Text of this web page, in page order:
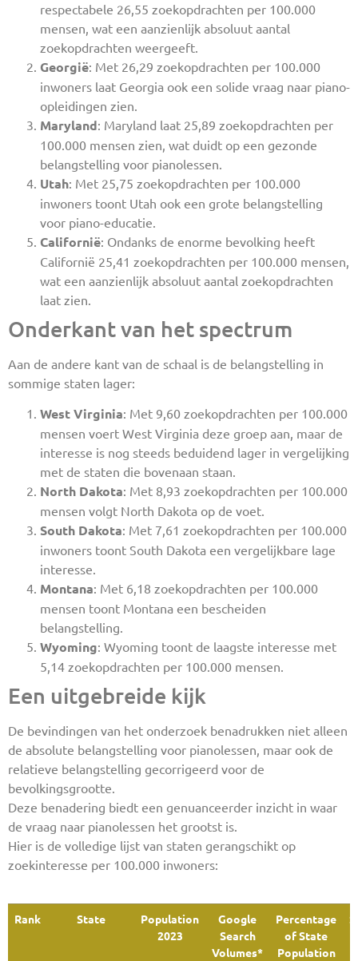
respectabele 26,55 zoekopdrachten per 100.000
mensen, wat een aanzienlijk absoluut aantal
zoekopdrachten weergeeft.
Georgië: Met 26,29 zoekopdrachten per 100.000
inwoners laat Georgia ook een solide vraag naar piano-
opleidingen zien.
Maryland: Maryland laat 25,89 zoekopdrachten per
100.000 mensen zien, wat duidt op een gezonde
belangstelling voor pianolessen.
Utah: Met 25,75 zoekopdrachten per 100.000
inwoners toont Utah ook een grote belangstelling
voor piano-educatie.
Californië: Ondanks de enorme bevolking heeft
Californië 25,41 zoekopdrachten per 100.000 mensen,
wat een aanzienlijk absoluut aantal zoekopdrachten
laat zien.
Onderkant van het spectrum
Aan de andere kant van de schaal is de belangstelling in
sommige staten lager:
West Virginia: Met 9,60 zoekopdrachten per 100.000
mensen voert West Virginia deze groep aan, maar de
interesse is nog steeds beduidend lager in vergelijking
met de staten die bovenaan staan.
North Dakota: Met 8,93 zoekopdrachten per 100.000
mensen volgt North Dakota op de voet.
South Dakota: Met 7,61 zoekopdrachten per 100.000
inwoners toont South Dakota een vergelijkbare lage
interesse.
Montana: Met 6,18 zoekopdrachten per 100.000
mensen toont Montana een bescheiden
belangstelling.
Wyoming: Wyoming toont de laagste interesse met
5,14 zoekopdrachten per 100.000 mensen.
Een uitgebreide kijk
De bevindingen van het onderzoek benadrukken niet alleen
de absolute belangstelling voor pianolessen, maar ook de
relatieve belangstelling gecorrigeerd voor de
bevolkingsgrootte.
Deze benadering biedt een genuanceerder inzicht in waar
de vraag naar pianolessen het grootst is.
Hier is de volledige lijst van staten gerangschikt op
zoekinteresse per 100.000 inwoners:
Rank State
Population
2023
Google
Search
Volumes*
Percentage
of State
Population